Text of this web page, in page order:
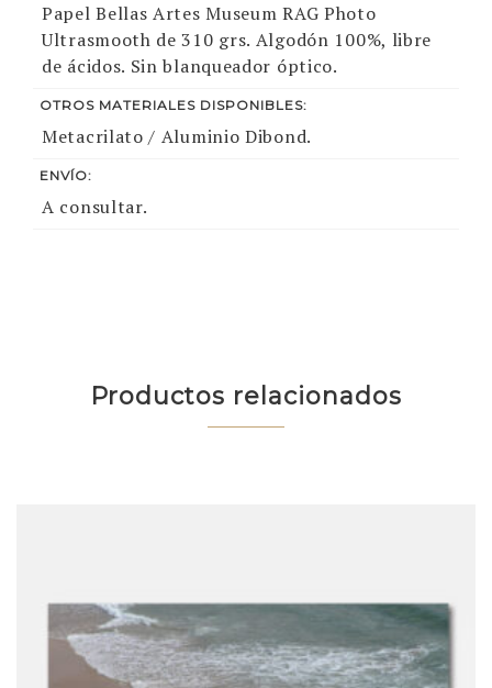
Papel Bellas Artes Museum RAG Photo
Ultrasmooth de 310 grs. Algodón 100%, libre
de ácidos. Sin blanqueador óptico.
OTROS MATERIALES DISPONIBLES:
Metacrilato / Aluminio Dibond.
ENVÍO:
A consultar.
Productos relacionados